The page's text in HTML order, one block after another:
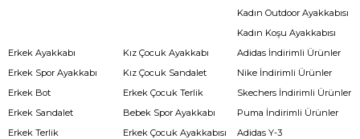
Kadın Outdoor Ayakkabısı
Kadın Koşu Ayakkabısı
Erkek Ayakkabı
Erkek Spor Ayakkabı
Erkek Bot
Erkek Sandalet
Erkek Terlik
Kız Çocuk Ayakkabı
Kız Çocuk Sandalet
Erkek Çocuk Terlik
Bebek Spor Ayakkabı
Erkek Çocuk Ayakkabısı
Adidas İndirimli Ürünler
Nike İndirimli Ürünler
Skechers İndirimli Ürünler
Puma İndirimli Ürünler
Adidas Y-3